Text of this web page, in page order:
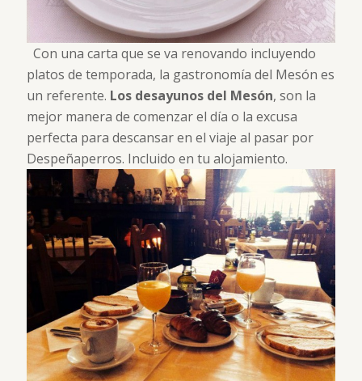
Con una carta que se va renovando incluyendo
platos de temporada, la gastronomía del Mesón es
un referente. Los desayunos del Mesón, son la
mejor manera de comenzar el día o la excusa
perfecta para descansar en el viaje al pasar por
Despeñaperros. Incluido en tu alojamiento.